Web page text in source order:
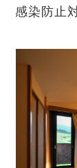
感染防止